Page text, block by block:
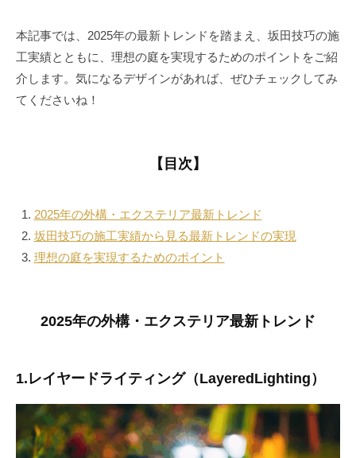
本記事では、2025年の最新トレンドを踏まえ、坂田技巧の施
工実績とともに、理想の庭を実現するためのポイントをご紹
介します。気になるデザインがあれば、ぜひチェックしてみ
てくださいね！
【目次】
2025年の外構・エクステリア最新トレンド
坂田技巧の施工実績から見る最新トレンドの実現
理想の庭を実現するためのポイント
2025年の外構・エクステリア最新トレンド
1.レイヤードライティング（LayeredLighting）